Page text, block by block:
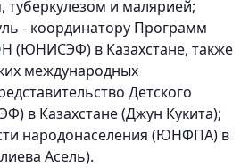
и малярией;
- координатору Программ
(ЮНИСЭФ) в Казахстане, также
международных
Детского
в Казахстане (Джун Кукита);
народонаселения (ЮНФПА) в
Асель).